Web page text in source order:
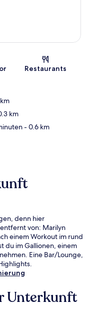
Restaurants
km
- 0.6 km
denn hier
von: Marilyn
einem Workout im rund
du im Gallionen, einem
Eine Bar/Lounge,
Unterkunft